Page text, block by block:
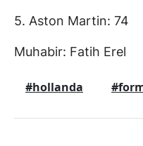
5. Aston Martin: 74
Muhabir: Fatih Erel
#hollanda